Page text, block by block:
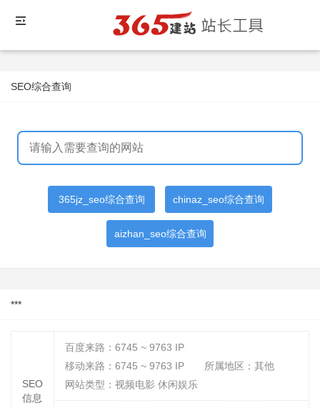
SEO综合查询
365jz_seo综合查询 chinaz_seo综合查询
aizhan_seo综合查询
***
SEO
信息
百度来路： 6745 ~ 9763 IP
移动来路： 6745 ~ 9763 IP
所属地区：其他
网站类型：视频电影 休闲娱乐